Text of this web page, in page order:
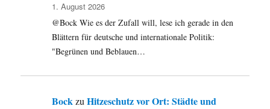
1. August 2026
@Bock Wie es der Zufall will, lese ich gerade in den
Blättern für deutsche und internationale Politik:
"Begrünen und Beblauen…
BockzuHitzeschutz vor Ort: Städte und